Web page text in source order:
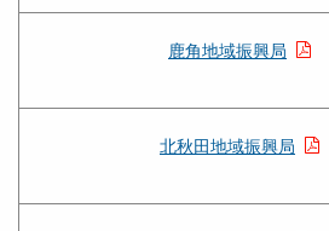
鹿角地域振興局
北秋田地域振興局